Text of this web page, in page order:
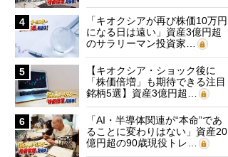
4
「キオクシアが再び株価10万円
になる日は遠い」資産3億円超
のサラリーマン投資家…
5
【キオクシア・ショック後に
「株価倍増」も期待できる注目
銘柄5選】資産3億円超…
6
「AI・半導体関連が“本命”であ
ることに変わりはない」資産20
億円超の90歳現役トレ…